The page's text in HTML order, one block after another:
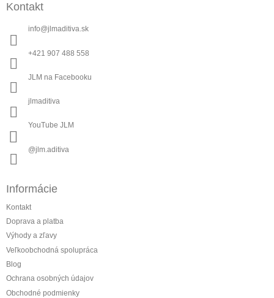
Kontakt
info@jlmaditiva.sk
+421 907 488 558
JLM na Facebooku
jlmaditiva
YouTube JLM
@jlm.aditiva
Informácie
Kontakt
Doprava a platba
Výhody a zľavy
Veľkoobchodná spolupráca
Blog
Ochrana osobných údajov
Obchodné podmienky